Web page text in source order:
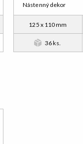
Nástenný dekor
125 x 110 mm
36 ks.